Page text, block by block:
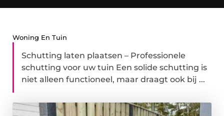
Woning En Tuin
Schutting laten plaatsen – Professionele
schutting voor uw tuin Een solide schutting is
niet alleen functioneel, maar draagt ook bij ...